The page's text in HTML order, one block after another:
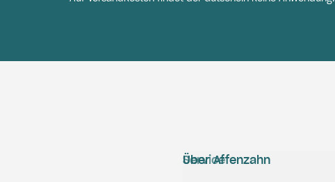
Service
Über Affenzahn